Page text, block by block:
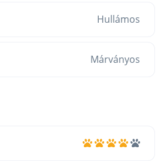
Hullámos
Márványos